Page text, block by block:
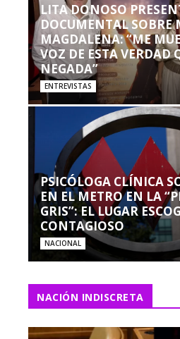
LITA DONOSO
DOCUMENTAL SOBRE
MAGDALENA: “ME
VOZ DE ESTA VERDAD
NEGADA”
ENTREVISTAS
PSICÓLOGA CLÍNICA
EN EL METRO EN LA
GRIS”: EL LUGAR
CONTAGIOSO
NACIONAL
NACIÓN INDISCRETA